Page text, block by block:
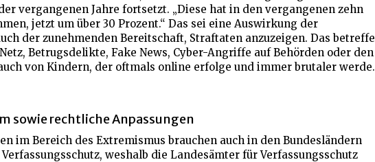
vergangenen Jahre fortsetzt. „Diese hat in den vergangenen zehn
jetzt um über 30 Prozent.“ Das sei eine Auswirkung der
der zunehmenden Bereitschaft, Straftaten anzuzeigen. Das betreffe
Betrugsdelikte, Fake News, Cyber-Angriffe auf Behörden oder den
von Kindern, der oftmals online erfolge und immer brutaler werde.
sowie rechtliche Anpassungen
im Bereich des Extremismus brauchen auch in den Bundesländern
weshalb die Landesämter für Verfassungsschutz